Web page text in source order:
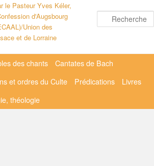
des chants
Cantates de Bach
et ordres du Culte Prédications
Livres
théologie